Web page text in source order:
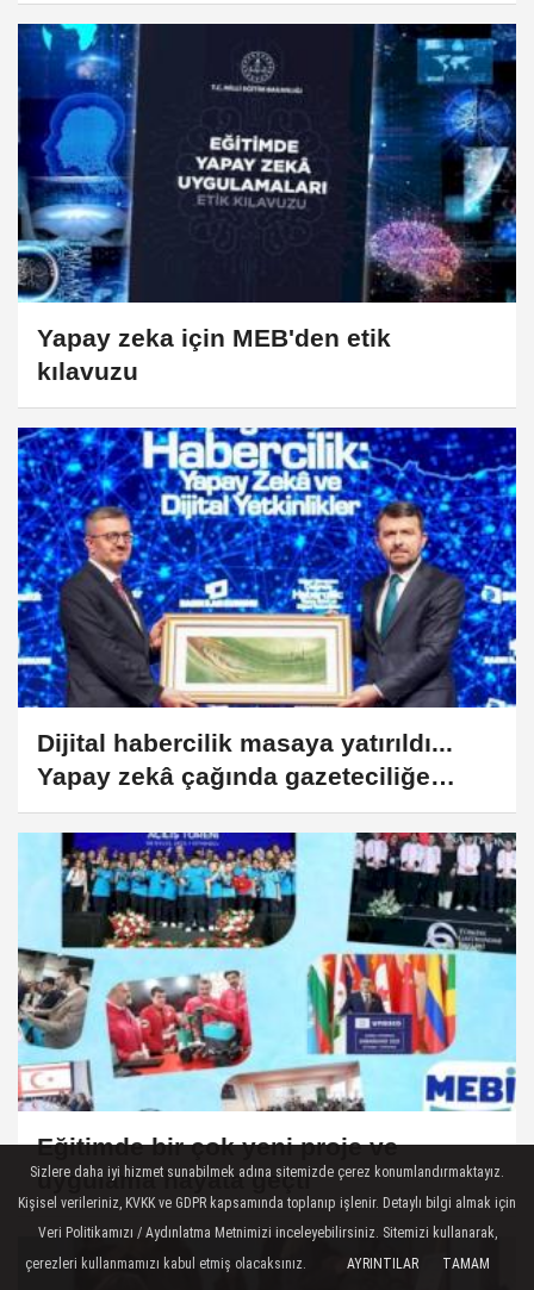
Yapay zeka için MEB'den etik
kılavuzu
Dijital habercilik masaya yatırıldı...
Yapay zekâ çağında gazeteciliğe
ortak vurgu
Eğitimde bir çok yeni proje ve
uygulama hayata geçti
Sizlere daha iyi hizmet sunabilmek adına sitemizde çerez konumlandırmaktayız.
Kişisel verileriniz, KVKK ve GDPR kapsamında toplanıp işlenir. Detaylı bilgi almak için
Veri Politikamızı / Aydınlatma Metnimizi inceleyebilirsiniz. Sitemizi kullanarak,
çerezleri kullanmamızı kabul etmiş olacaksınız.
AYRINTILAR TAMAM